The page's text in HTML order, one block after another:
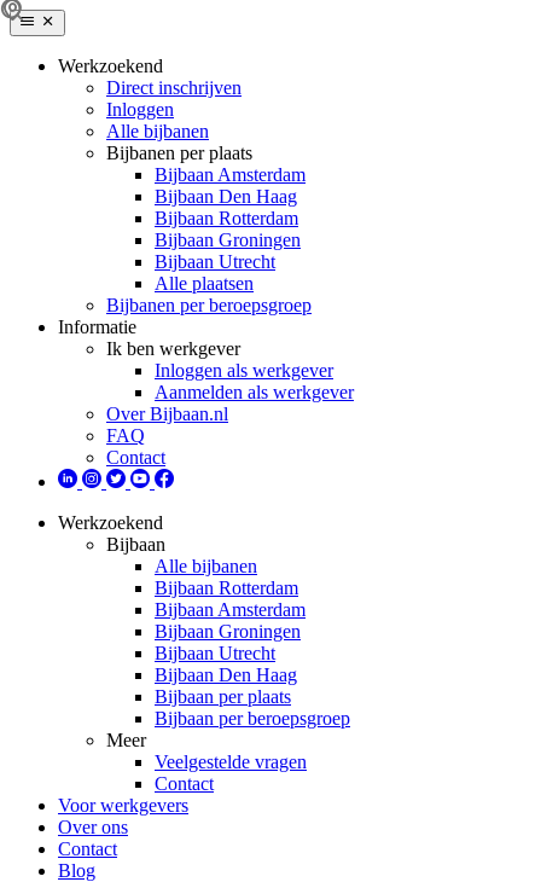
Werkzoekend
Direct inschrijven
Inloggen
Alle bijbanen
Bijbanen per plaats
Bijbaan Amsterdam
Bijbaan Den Haag
Bijbaan Rotterdam
Bijbaan Groningen
Bijbaan Utrecht
Alle plaatsen
Bijbanen per beroepsgroep
Informatie
Ik ben werkgever
Inloggen als werkgever
Aanmelden als werkgever
Over Bijbaan.nl
FAQ
Contact
Werkzoekend
Bijbaan
Alle bijbanen
Bijbaan Rotterdam
Bijbaan Amsterdam
Bijbaan Groningen
Bijbaan Utrecht
Bijbaan Den Haag
Bijbaan per plaats
Bijbaan per beroepsgroep
Meer
Veelgestelde vragen
Contact
Voor werkgevers
Over ons
Contact
Blog